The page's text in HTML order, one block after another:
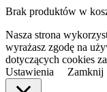
Brak produktów w
Nasza strona
wyrażasz zgodę na
dotyczących cookies
Ustawienia
Zamknij